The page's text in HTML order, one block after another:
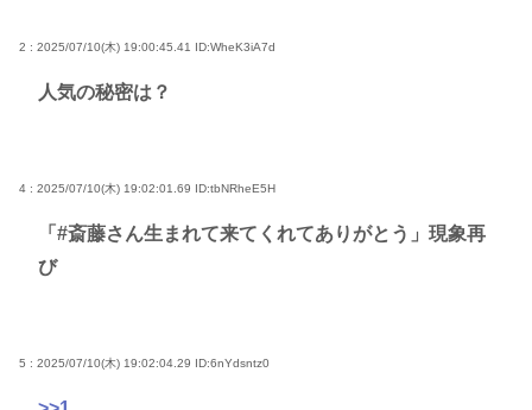
2 : 2025/07/10(木) 19:00:45.41 ID:WheK3iA7d
人気の秘密は？
4 : 2025/07/10(木) 19:02:01.69 ID:tbNRheE5H
「#斎藤さん生まれて来てくれてありがとう」現象再
び
5 : 2025/07/10(木) 19:02:04.29 ID:6nYdsntz0